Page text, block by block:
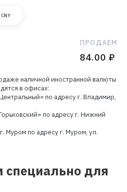
CNY
ПРОДАЕМ
84.00 ₽
наличной иностранной валюты
в офисах:
по адресу г. Владимир,
по адресу г. Нижний
Муром по адресу г. Муром, ул.
специально для